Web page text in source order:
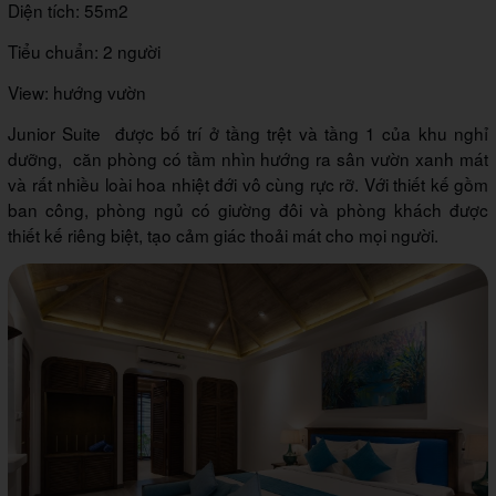
Diện tích: 55m2
Tiểu chuẩn: 2 người
View: hướng vườn
Junior Suite được bố trí ở tầng trệt và tầng 1 của khu nghỉ
dưỡng, căn phòng có tầm nhìn hướng ra sân vườn xanh mát
và rất nhiều loài hoa nhiệt đới vô cùng rực rỡ. Với thiết kế gồm
ban công, phòng ngủ có giường đôi và phòng khách được
thiết kế riêng biệt, tạo cảm giác thoải mát cho mọi người.